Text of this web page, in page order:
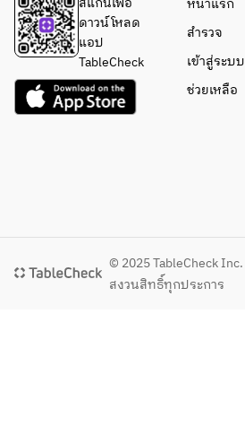
ดาวน์โหลด
แอป
TableCheck
หน้าแรก
สำรวจ
เข้าสู่ระบบ
ช่วยเหลือ
© 2025 TableCheck Inc.
สงวนสิทธิ์ทุกประการ